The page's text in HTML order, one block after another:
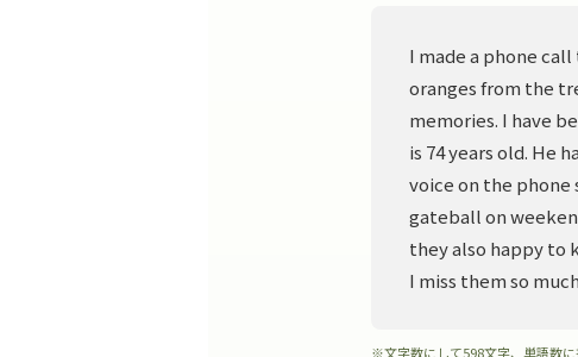
I made a phone
oranges from the
memories. I have
is 74 years old. He
voice on the phone
gateball on
they also happy to
I miss them so
※文字数にして598文字、単語数に